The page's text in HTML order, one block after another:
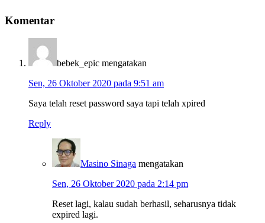
Komentar
bebek_epic mengatakan
Sen, 26 Oktober 2020 pada 9:51 am
Saya telah reset password saya tapi telah xpired
Reply
Masino Sinaga mengatakan
Sen, 26 Oktober 2020 pada 2:14 pm
Reset lagi, kalau sudah berhasil, seharusnya tidak
expired lagi.